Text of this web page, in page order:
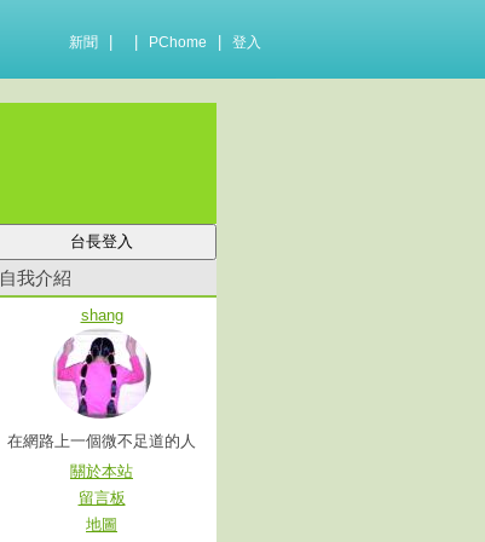
新聞 PChome 登入
自我介紹
shang
在網路上一個微不足道的人
關於本站
留言板
地圖